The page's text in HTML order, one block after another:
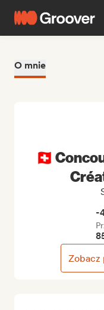
O mnie
🇨🇭
-
Zobacz